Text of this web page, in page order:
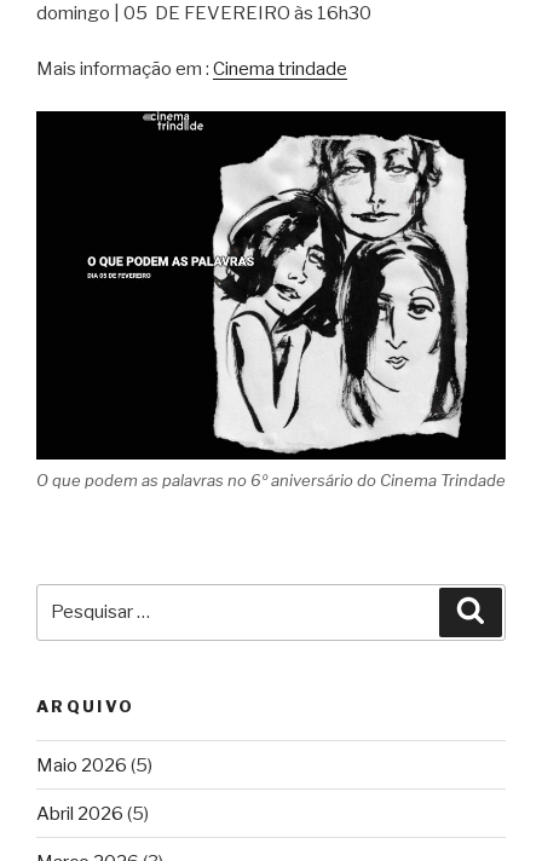
domingo | 05 DE FEVEREIRO às 16h30
Mais informação em : Cinema trindade
O que podem as palavras no 6º aniversário do Cinema Trindade
ARQUIVO
Maio 2026 (5)
Abril 2026 (5)